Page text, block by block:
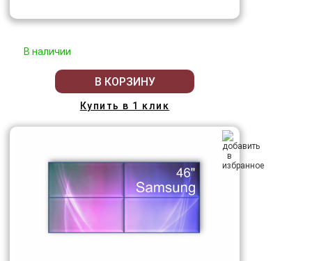
В наличии
В КОРЗИНУ
Купить в 1 клик